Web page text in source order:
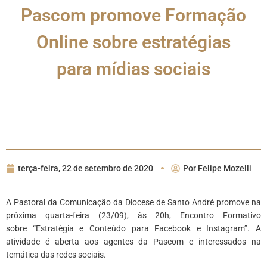
Pascom promove Formação
Online sobre estratégias
para mídias sociais
terça-feira, 22 de setembro de 2020 Por Felipe Mozelli
A Pastoral da Comunicação da Diocese de Santo André promove na
próxima quarta-feira (23/09), às 20h, Encontro Formativo
sobre “Estratégia e Conteúdo para Facebook e Instagram”. A
atividade é aberta aos agentes da Pascom e interessados na
temática das redes sociais.